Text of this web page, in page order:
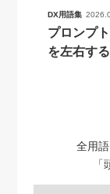
DX用語集
プロンプ
を左右す
全用